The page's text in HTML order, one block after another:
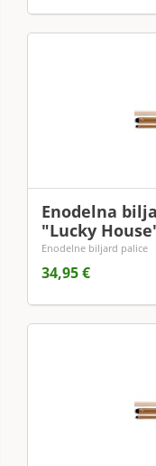
Enodelna
"Lucky
Enodelne biljard palice
34,95 €